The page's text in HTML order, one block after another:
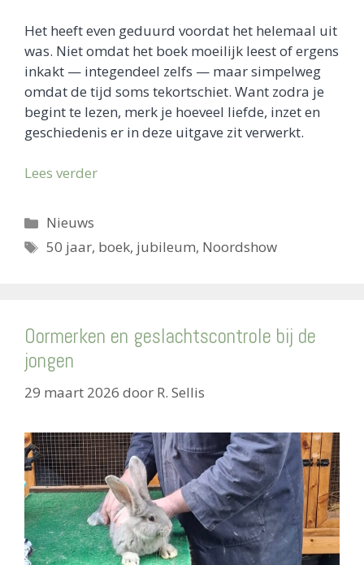
Het heeft even geduurd voordat het helemaal uit
was. Niet omdat het boek moeilijk leest of ergens
inkakt — integendeel zelfs — maar simpelweg
omdat de tijd soms tekortschiet. Want zodra je
begint te lezen, merk je hoeveel liefde, inzet en
geschiedenis er in deze uitgave zit verwerkt.
Lees verder
Categorieën
Nieuws
Tags
50 jaar, boek, jubileum, Noordshow
Oormerken en geslachtscontrole bij de
jongen
29 maart 2026 door R. Sellis